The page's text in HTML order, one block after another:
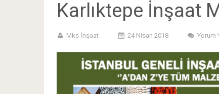
Karlıktepe İnşaat
Mks İnşaat 24 Nisan 2018 Yorum